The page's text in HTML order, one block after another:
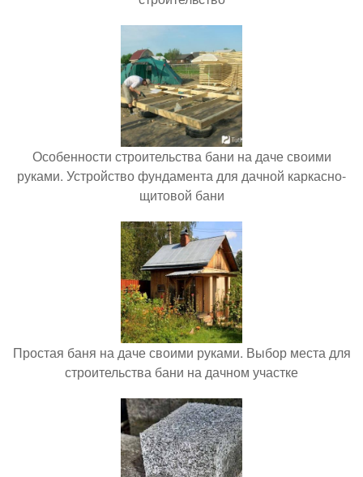
Особенности строительства бани на даче своими
руками. Устройство фундамента для дачной каркасно-
щитовой бани
Простая баня на даче своими руками. Выбор места для
строительства бани на дачном участке